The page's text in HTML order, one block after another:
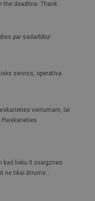
the deadline. Thank...
par sadarbību!
serviss, operatīva
vienumam, lai
kad lieku 5 zvaigznes
ne tikai ātrums